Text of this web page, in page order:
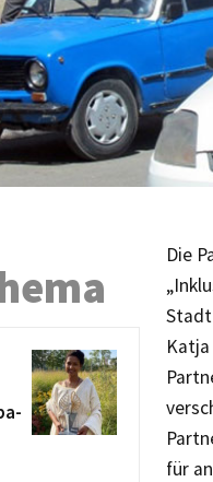
Die
Stadt
für